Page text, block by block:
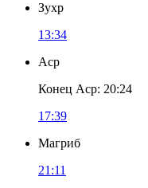
Зухр
13:34
Аср
Конец Аср: 20:24
17:39
Магриб
21:11